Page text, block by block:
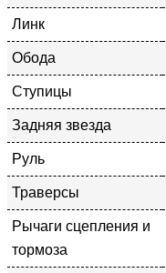
Линк
Обода
Ступицы
Задняя звезда
Руль
Траверсы
Рычаги сцепления и
тормоза